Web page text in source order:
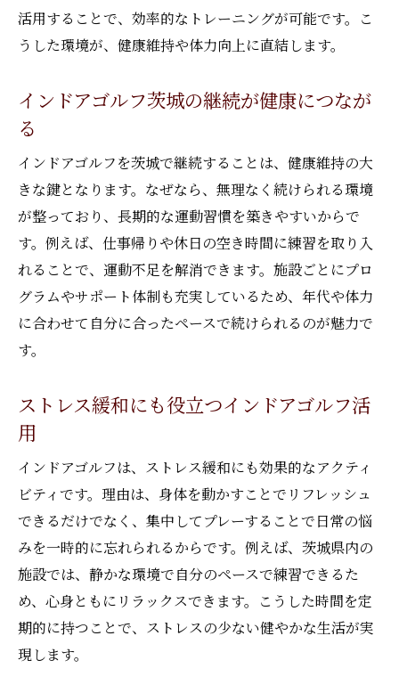
活用することで、効率的なトレーニングが可能です。こ
うした環境が、健康維持や体力向上に直結します。
インドアゴルフ茨城の継続が健康につなが
る
インドアゴルフを茨城で継続することは、健康維持の大
きな鍵となります。なぜなら、無理なく続けられる環境
が整っており、長期的な運動習慣を築きやすいからで
す。例えば、仕事帰りや休日の空き時間に練習を取り入
れることで、運動不足を解消できます。施設ごとにプロ
グラムやサポート体制も充実しているため、年代や体力
に合わせて自分に合ったペースで続けられるのが魅力で
す。
ストレス緩和にも役立つインドアゴルフ活
用
インドアゴルフは、ストレス緩和にも効果的なアクティ
ビティです。理由は、身体を動かすことでリフレッシュ
できるだけでなく、集中してプレーすることで日常の悩
みを一時的に忘れられるからです。例えば、茨城県内の
施設では、静かな環境で自分のペースで練習できるた
め、心身ともにリラックスできます。こうした時間を定
期的に持つことで、ストレスの少ない健やかな生活が実
現します。